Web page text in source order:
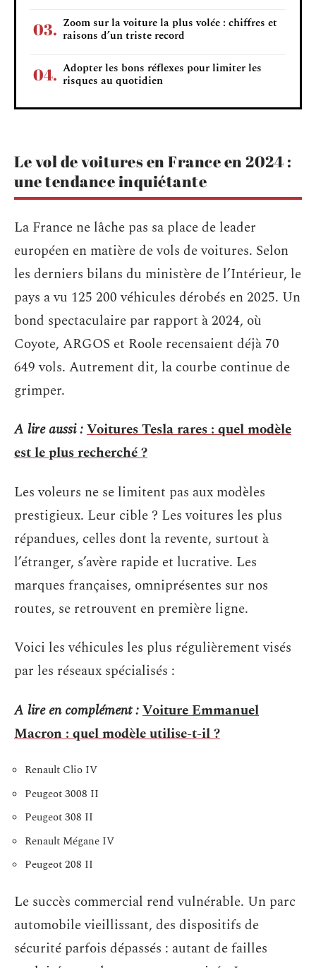
Zoom sur la voiture la plus volée : chiffres et
raisons d’un triste record
Adopter les bons réflexes pour limiter les
risques au quotidien
Le vol de voitures en France en 2024 :
une tendance inquiétante
La France ne lâche pas sa place de leader
européen en matière de vols de voitures. Selon
les derniers bilans du ministère de l’Intérieur, le
pays a vu 125 200 véhicules dérobés en 2025. Un
bond spectaculaire par rapport à 2024, où
Coyote, ARGOS et Roole recensaient déjà 70
649 vols. Autrement dit, la courbe continue de
grimper.
A lire aussi :Voitures Tesla rares : quel modèle
est le plus recherché ?
Les voleurs ne se limitent pas aux modèles
prestigieux. Leur cible ? Les voitures les plus
répandues, celles dont la revente, surtout à
l’étranger, s’avère rapide et lucrative. Les
marques françaises, omniprésentes sur nos
routes, se retrouvent en première ligne.
Voici les véhicules les plus régulièrement visés
par les réseaux spécialisés :
A lire en complément :Voiture Emmanuel
Macron : quel modèle utilise-t-il ?
Renault Clio IV
Peugeot 3008 II
Peugeot 308 II
Renault Mégane IV
Peugeot 208 II
Le succès commercial rend vulnérable. Un parc
automobile vieillissant, des dispositifs de
sécurité parfois dépassés : autant de failles